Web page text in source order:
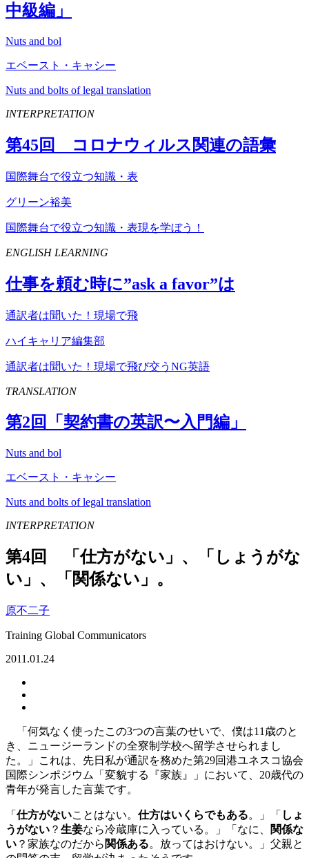
中級編」
Nuts and bol
エベースト・キャシー
Nuts and bolts of legal translation
INTERPRETATION
第45回 コロナウィルス関連の語彙
国際舞台で役立つ知識・表
グリーン裕美
国際舞台で役立つ知識・表現を学ぼう！
ENGLISH LEARNING
仕事を頼む時に”ask a favor”は
通訳者は聞いた！現場で飛
ハイキャリア編集部
通訳者は聞いた！現場で飛び交うNG英語
TRANSLATION
第2回「契約書の英訳〜入門編」
Nuts and bol
エベースト・キャシー
Nuts and bolts of legal translation
INTERPRETATION
第4回 「仕方がない」、「しょうがな
い」、「関係ない」。
原不二子
Training Global Communicators
2011.01.24
「何気なく使ったこの3つの言葉のせいで、僕は11歳のと
き、ニュージーランドの全寮制学校へ留学させられまし
た。」これは、先日私が通訳を務めた第29回港ユネスコ協会
国際シンポジウム「変貌する『家族』」において、20歳代の
青年が発言した言葉です。
「 仕方がないことはない。 仕方はいくらでもある。」「 しょ
うがない ？ 生姜なら冷蔵庫に入っている。」「なに、
関係な
い ？家族なのだから 関係ある。放ってはおけない。」父親と